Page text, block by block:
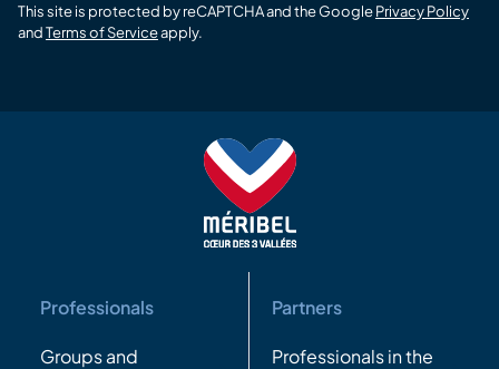
This site is protected by reCAPTCHA and the GooglePrivacy Policy
andTerms of Serviceapply.
Professionals
Groups and
Partners
Professionals in the